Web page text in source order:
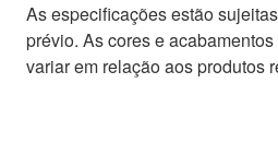
As especificações estão
prévio. As cores e
variar em relação aos produtos